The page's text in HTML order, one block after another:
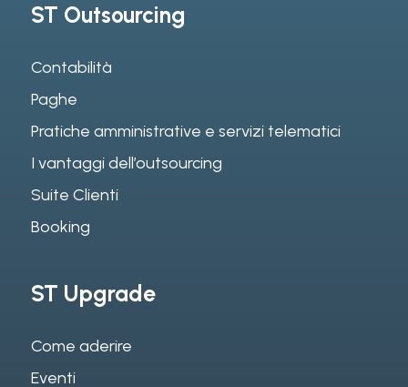
ST Outsourcing
Contabilità
Paghe
Pratiche amministrative e servizi telematici
I vantaggi dell’outsourcing
Suite Clienti
Booking
ST Upgrade
Come aderire
Eventi